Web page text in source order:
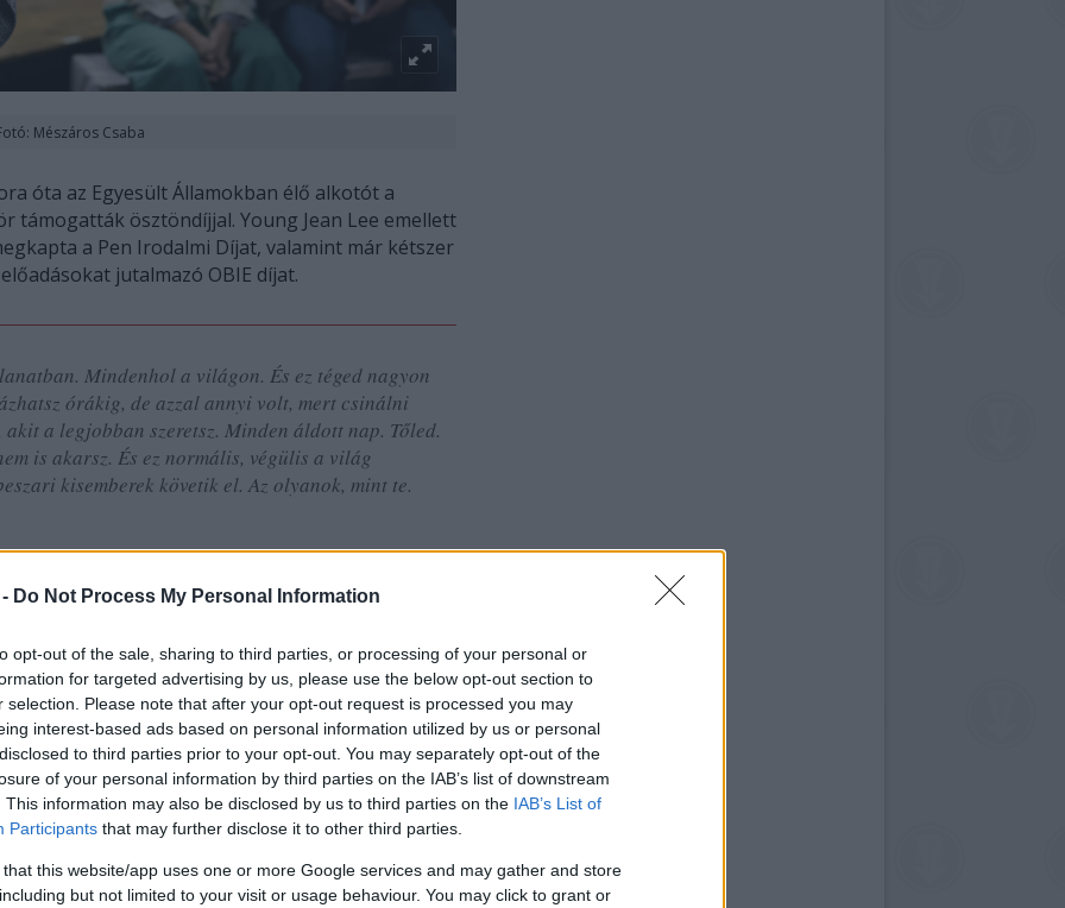
Do Not Process My Personal Information
opt-out of the sale, sharing to third parties, or processing of your personal or
for targeted advertising by us, please use the below opt-out section to
selection. Please note that after your opt-out request is processed you may
interest-based ads based on personal information utilized by us or personal
to third parties prior to your opt-out. You may separately opt-out of the
of your personal information by third parties on the IAB’s list of downstream
This information may also be disclosed by us to third parties on the IAB’s List of
Participants that may further disclose it to other third parties.
that this website/app uses one or more Google services and may gather and store
but not limited to your visit or usage behaviour. You may click to grant or
Mészáros Csaba
óta az Egyesült Államokban élő alkotót a
támogatták ösztöndíjjal. Young Jean Lee emellett
a Pen Irodalmi Díjat, valamint már kétszer
jutalmazó OBIE díjat.
Mindenhol a világon. És ez téged nagyon
órákig, de azzal annyi volt, mert csinálni
akit a legjobban szeretsz. Minden áldott nap. Tőled.
is akarsz. És ez normális, végülis a világ
kisemberek követik el. Az olyanok, mint te.
a Színház- és Filmművészeti Egyetem film-
filmjeivel hívta fel magára a figyelmet,
több fesztiváldíjat is elnyert. Világpremierje a
Taipeiben, Szarajevóban, Tel-Avivban,